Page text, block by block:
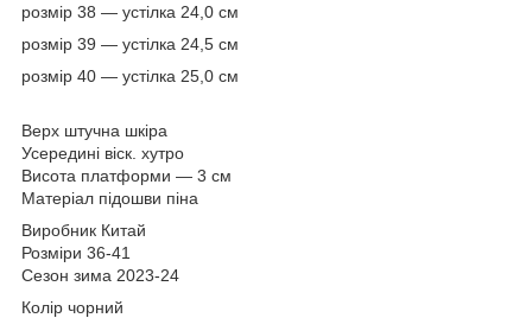
розмір 38 — устілка 24,0 см
розмір 39 — устілка 24,5 см
розмір 40 — устілка 25,0 см
Верх штучна шкіра
Усередині віск. хутро
Висота платформи — 3 см
Матеріал підошви піна
Виробник Китай
Розміри 36-41
Сезон зима 2023-24
Колір чорний